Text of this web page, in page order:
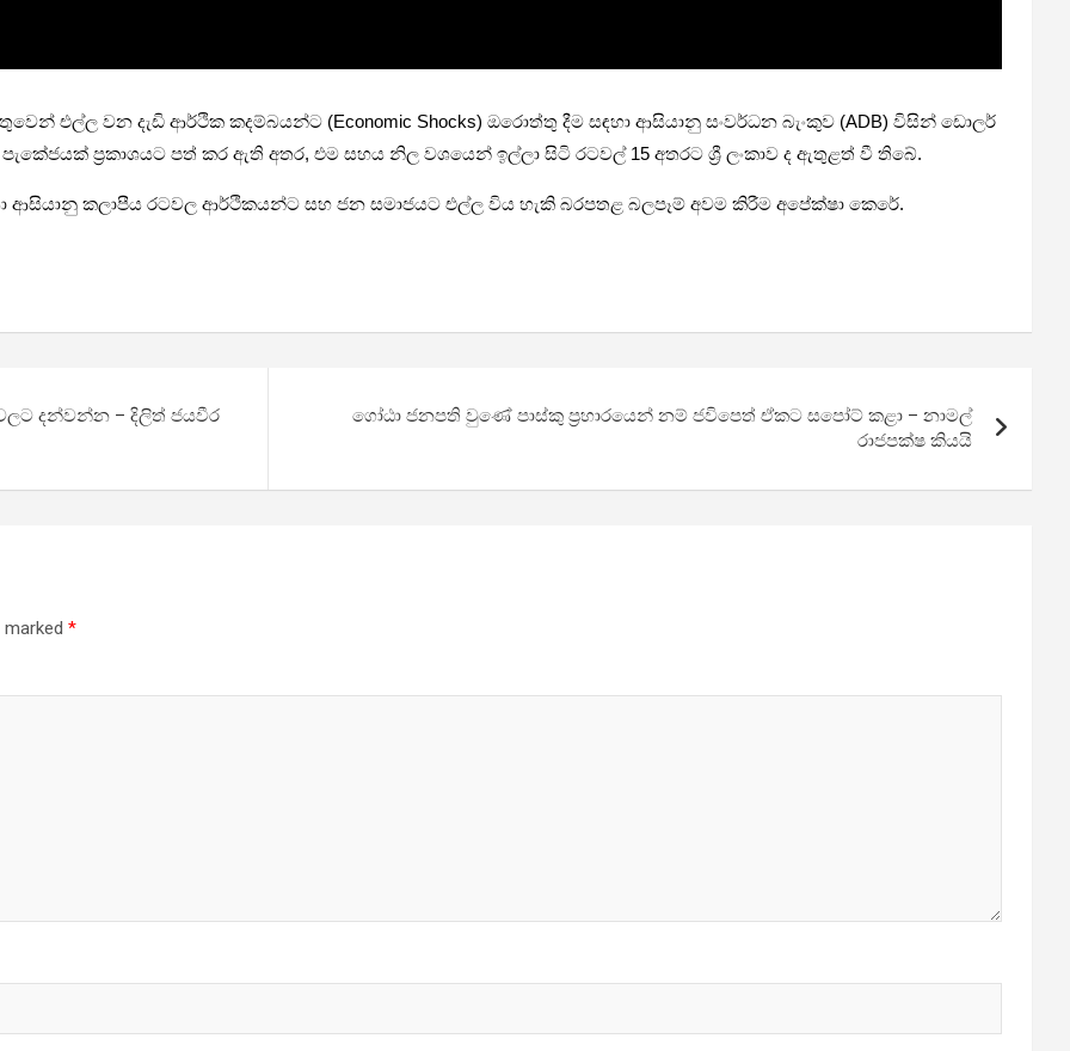
එල්ල වන දැඩි ආර්ථික කදම්බයන්ට (Economic Shocks) ඔරොත්තු දීම සඳහා ආසියානු සංවර්ධන බැංකුව (ADB) විසින් ඩොලර්
ප්‍රකාශයට පත් කර ඇති අතර, එම සහය නිල වශයෙන් ඉල්ලා සිටි රටවල් 15 අතරට ශ්‍රී ලංකාව ද ඇතුළත් වී තිබේ.
ආසියානු කලාපීය රටවල ආර්ථිකයන්ට සහ ජන සමාජයට එල්ල විය හැකි බරපතළ බලපෑම් අවම කිරීම අපේක්ෂා කෙරේ.
දන්වන්න – දිලිත් ජයවීර
ගෝඨා ජනපති වුණේ පාස්කු ප්‍රහාරයෙන් නම් ජවිපෙත් ඒකට සපෝට් කළා – නාමල්
රාජපක්ෂ කියයි
marked *